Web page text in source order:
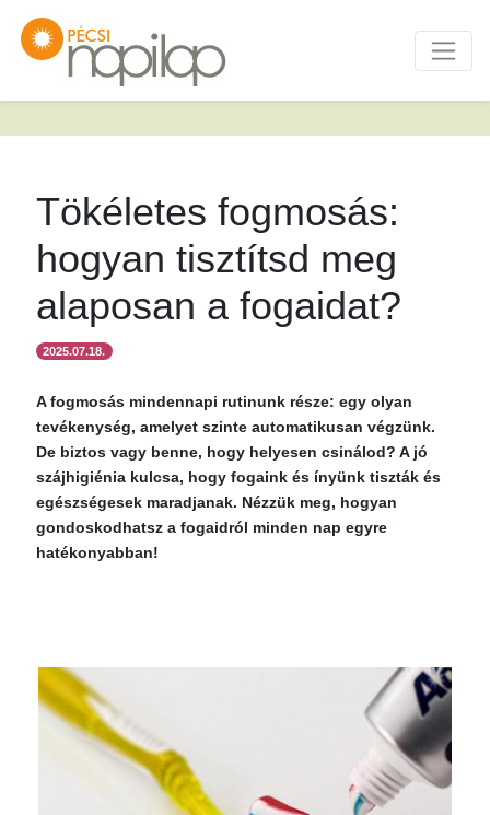
Tökéletes fogmosás:
hogyan tisztítsd meg
alaposan a fogaidat?
2025.07.18.
A fogmosás mindennapi rutinunk része: egy olyan
tevékenység, amelyet szinte automatikusan végzünk.
De biztos vagy benne, hogy helyesen csinálod? A jó
szájhigiénia kulcsa, hogy fogaink és ínyünk tiszták és
egészségesek maradjanak. Nézzük meg, hogyan
gondoskodhatsz a fogaidról minden nap egyre
hatékonyabban!